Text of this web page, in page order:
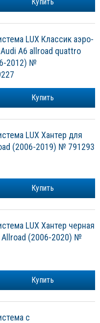
LUX Классик аэро-
A6 allroad quattro
2012) №
Купить
LUX Хантер для
(2006-2019) № 791293
Купить
LUX Хантер черная
Allroad (2006-2020) №
Купить
с